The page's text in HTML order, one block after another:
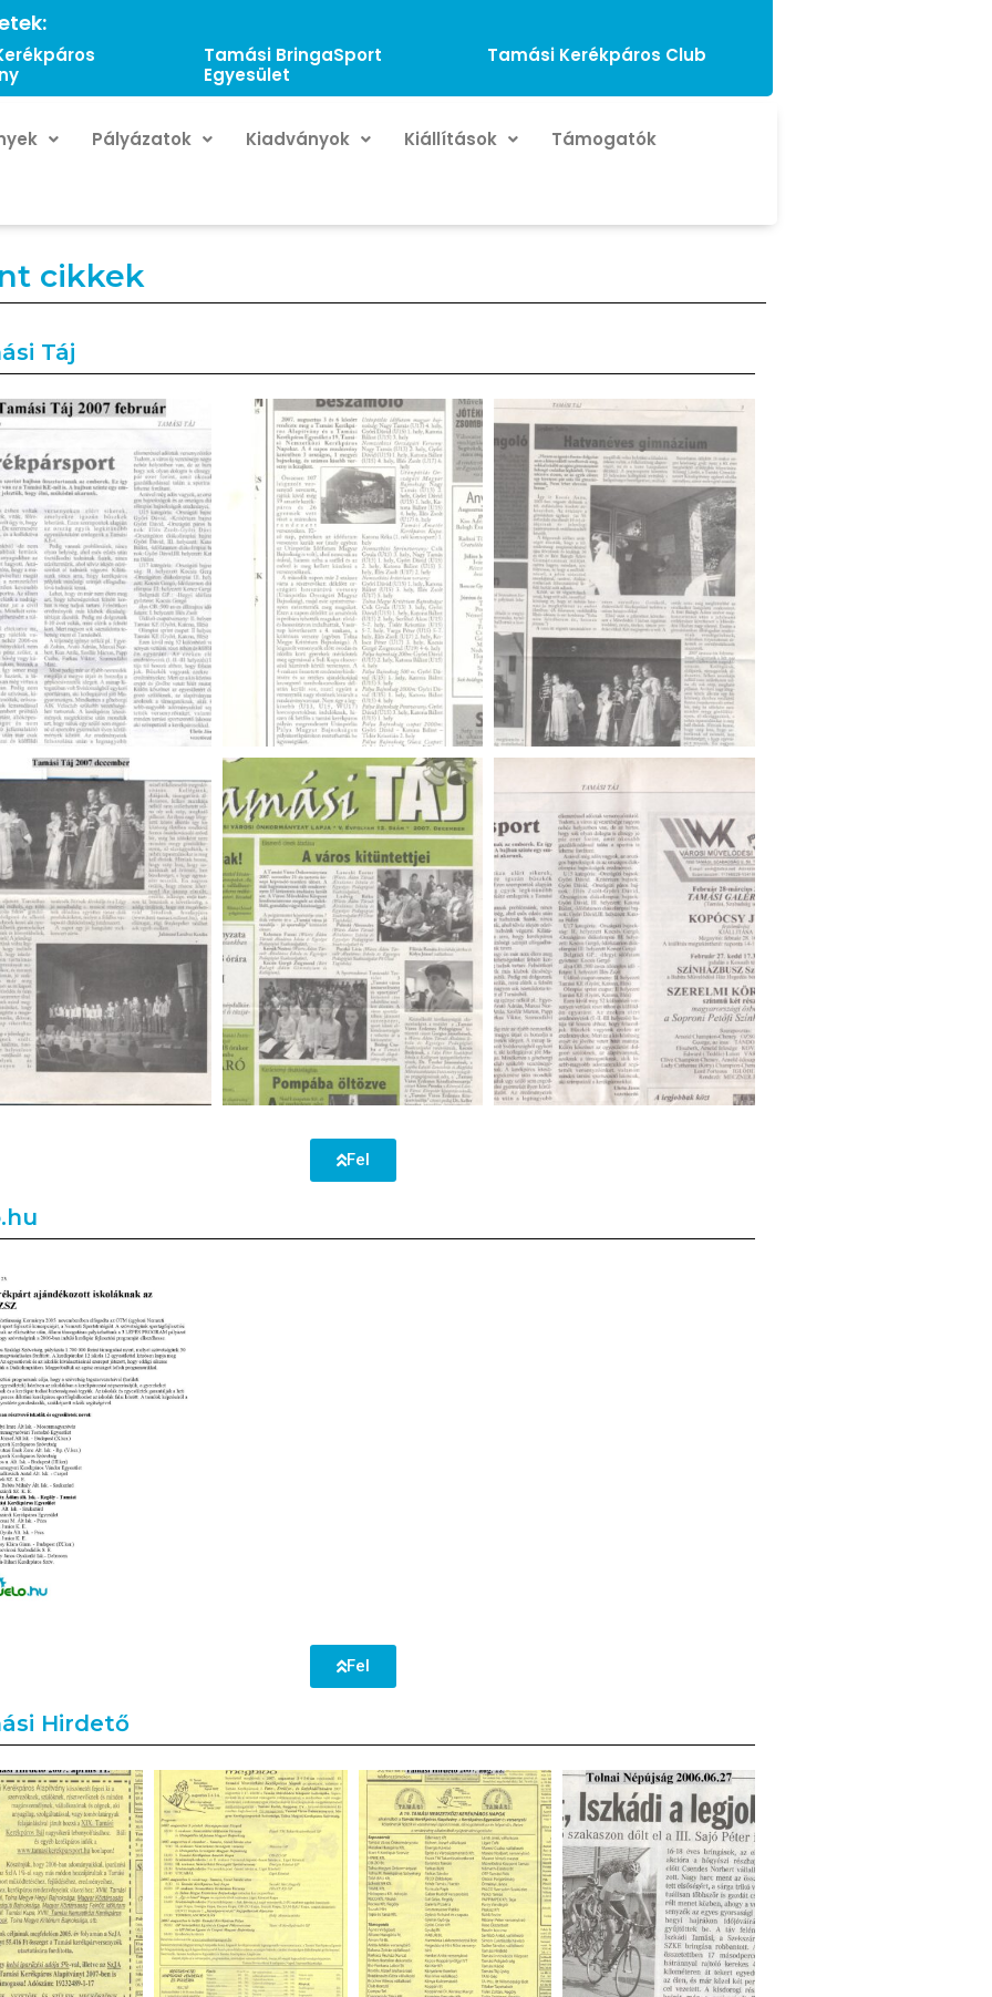
Tamási BringaSport
Egyesület
Tamási Kerékpáros Club
Pályázatok Kiadványok Kiállítások Támogatók
cikkek
Táj
Fel
Fel
Hirdető